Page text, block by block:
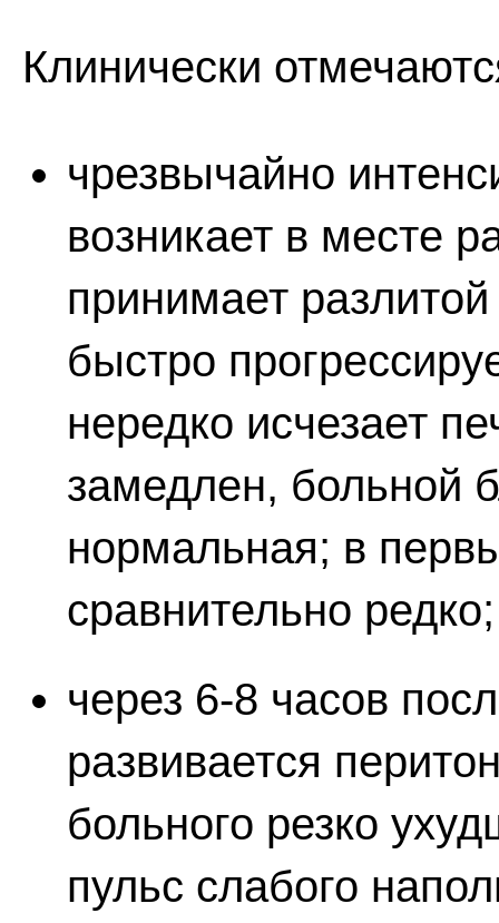
Клинически
чрезвычайно
возникает в месте
принимает
быстро
нередко исчезает
замедлен, больной
нормальная; в
сравнительно редко;
через 6-8 часов
развивается
больного резко
пульс слабого